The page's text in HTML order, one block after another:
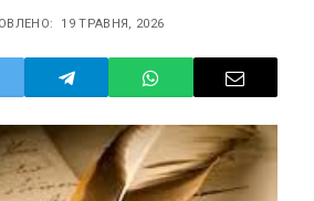
19 ТРАВНЯ, 2026